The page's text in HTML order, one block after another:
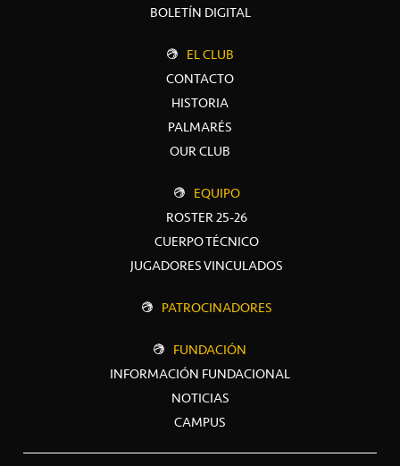
BOLETÍN DIGITAL
EL CLUB
CONTACTO
HISTORIA
PALMARÉS
OUR CLUB
EQUIPO
ROSTER 25-26
CUERPO TÉCNICO
JUGADORES VINCULADOS
PATROCINADORES
FUNDACIÓN
INFORMACIÓN FUNDACIONAL
NOTICIAS
CAMPUS